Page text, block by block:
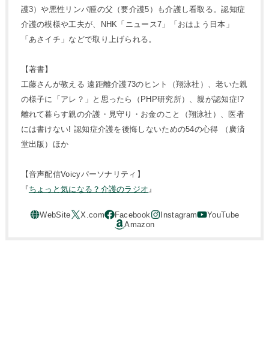
護3）や悪性リンパ腫の父（要介護5）も介護し看取る。認知症
介護の模様や工夫が、NHK「ニュース7」「おはよう日本」
「あさイチ」などで取り上げられる。
【著書】
工藤さんが教える 遠距離介護73のヒント（翔泳社）、老いた親
の様子に「アレ？」と思ったら（PHP研究所）、親が認知症!?
離れて暮らす親の介護・見守り・お金のこと（翔泳社）、医者
には書けない! 認知症介護を後悔しないための54の心得 （廣済
堂出版）ほか
【音声配信Voicyパーソナリティ】
『ちょっと気になる？介護のラジオ』